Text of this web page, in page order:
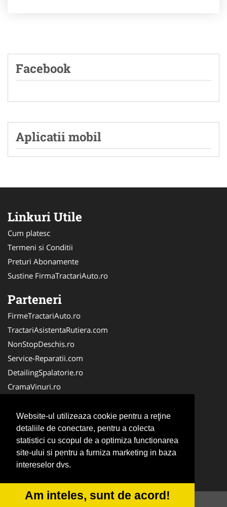
Website-ul utilizeaza cookie pentru a reţine
detaliile de conectare, pentru a colecta
statistici cu scopul de a optimiza functionarea
site-ului si pentru a furniza marketing in baza
intereselor dvs.
Am inteles, sunt de acord!
Facebook
Aplicatii mobil
Linkuri Utile
Cum platesc
Termeni si Conditii
Preturi Abonamente
Sustine FirmaTractariAuto.ro
Parteneri
FirmeTractariAuto.ro
TractariAsistentaRutiera.com
NonStopDeschis.ro
Service-Reparatii.com
DetailingSpalatorie.ro
CramaVinuri.ro
FirmaPieseAuto.ro
Anvelope-Sh.com
CentruInchirieri.ro
CuratareHota.com